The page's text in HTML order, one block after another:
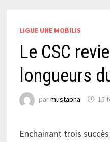
LIGUE UNE MOBILIS
Le CSC
longueurs
parmustapha 15
Enchainant trois